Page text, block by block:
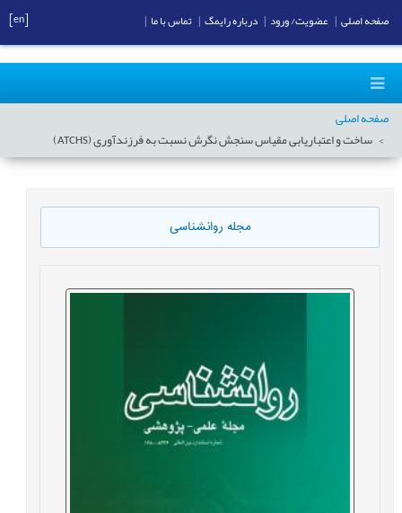
صفحه اصلی
ساخت و اعتباریابی مقیاس سنجش نگرش نسبت به فرزند‌آوری (ATCHS)
مجله روانشناسی
صفحه اصلی عضویت/ ورود درباره رایمگ تماس با ما